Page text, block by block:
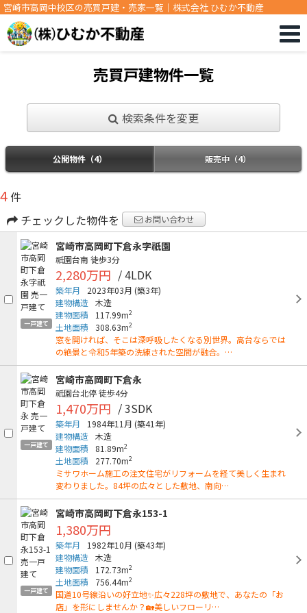
宮崎市高岡中校区の売買戸建・売家一覧｜株式会社 ひむか不動産
売買戸建物件一覧
検索条件を変更
公開物件（4） 販売中（4）
4件
チェックした物件を
お問い合わせ
一戸建て
宮崎市高岡町下倉永字祇園
祇園台南 徒歩3分
2,280万円 / 4LDK
築年月 2023年03月 (築3年)
建物構造 木造
建物面積
117.99m2
土地面積 308.63m2
窓を開ければ、そこは深呼吸したくなる別世界。高台ならでは
の絶景と令和5年築の洗練された空間が融合。…
一戸建て
宮崎市高岡町下倉永
祇園台北停徒歩4分
1,470万円 / 3SDK
築年月 1984年11月 (築41年)
建物構造 木造
建物面積
81.89m2
土地面積 277.70m2
ミサワホーム施工の注文住宅がリフォームを経て美しく生まれ
変わりました。84坪の広々とした敷地、南向…
一戸建て
宮崎市高岡町下倉永153-1
1,380万円
築年月 1982年10月 (築43年)
建物構造 木造
建物面積
172.73m2
土地面積 756.44m2
国道10号線沿いの好立地✨広々228坪の敷地で、あなたの「お
店」を形にしませんか？🏡美しいフローリ…